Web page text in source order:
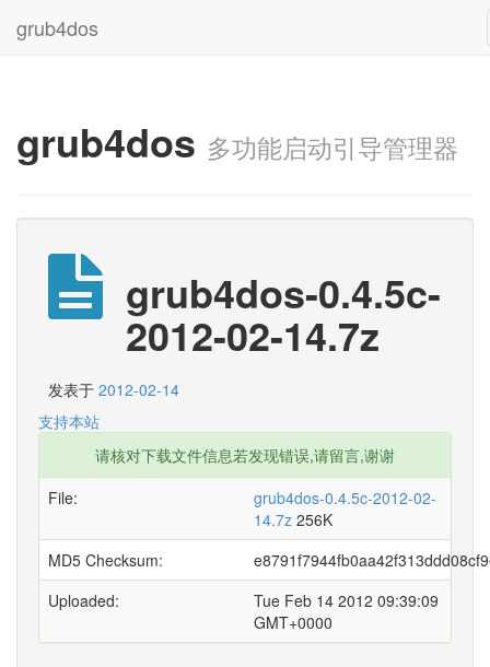
grub4dos
grub4dos 多功能启动引导管理器
grub4dos-0.4.5c-
2012-02-14.7z
发表于 2012-02-14
支持本站
请核对下载文件信息若发现错误,请留言,谢谢
File:
grub4dos-0.4.5c-2012-02-
14.7z 256K
MD5 Checksum:
Uploaded:
Tue Feb 14 2012 09:39:09
GMT+0000